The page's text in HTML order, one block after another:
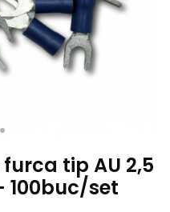
tip AU 2,5
100buc/set